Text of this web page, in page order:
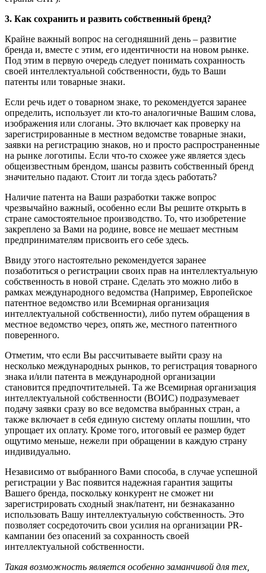
3. Как сохранить и развить собственный бренд?
Крайне важный вопрос на сегодняшний день – развитие
бренда и, вместе с этим, его идентичности на новом рынке.
Под этим в первую очередь следует понимать сохранность
своей интеллектуальной собственности, будь то Ваши
патенты или товарные знаки.
Если речь идет о товарном знаке, то рекомендуется заранее
определить, использует ли кто-то аналогичные Вашим слова,
изображения или слоганы. Это включает как проверку на
зарегистрированные в местном ведомстве товарные знаки,
заявки на регистрацию знаков, но и просто распространенные
на рынке логотипы. Если что-то схожее уже является здесь
общеизвестным брендом, шансы развить собственный бренд
значительно падают. Стоит ли тогда здесь работать?
Наличие патента на Ваши разработки также вопрос
чрезвычайно важный, особенно если Вы решите открыть в
стране самостоятельное производство. То, что изобретение
закреплено за Вами на родине, вовсе не мешает местным
предпринимателям присвоить его себе здесь.
Ввиду этого настоятельно рекомендуется заранее
позаботиться о регистрации своих прав на интеллектуальную
собственность в новой стране. Сделать это можно либо в
рамках международного ведомства (Например, Европейское
патентное ведомство или Всемирная организация
интеллектуальной собственности), либо путем обращения в
местное ведомство через, опять же, местного патентного
поверенного.
Отметим, что если Вы рассчитываете выйти сразу на
несколько международных рынков, то регистрация товарного
знака и/или патента в международной организации
становится предпочтительней. Та же Всемирная организация
интеллектуальной собственности (ВОИС) подразумевает
подачу заявки сразу во все ведомства выбранных стран, а
также включает в себя единую систему оплаты пошлин, что
упрощает их оплату. Кроме того, итоговый ее размер будет
ощутимо меньше, нежели при обращении в каждую страну
индивидуально.
Независимо от выбранного Вами способа, в случае успешной
регистрации у Вас появится надежная гарантия защиты
Вашего бренда, поскольку конкурент не сможет ни
зарегистрировать сходный знак/патент, ни безнаказанно
использовать Вашу интеллектуальную собственность. Это
позволяет сосредоточить свои усилия на организации PR-
кампании без опасений за сохранность своей
интеллектуальной собственности.
Такая возможность является особенно заманчивой для тех,